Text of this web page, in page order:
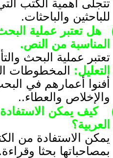
تتجلى أهمية الكتب
للباحثين والباحثات.
هل تعتبر عملية
المناسبة من النص.
تعتبر عملية البحث
التعليل: المخطوطات
أفنوا أعمارهم في
والإخلاص والعطاء..
كيف يمكن الاستفادة
العربية؟
يمكن الاستفادة من
بمصاحباتها بحثا وقراءة.